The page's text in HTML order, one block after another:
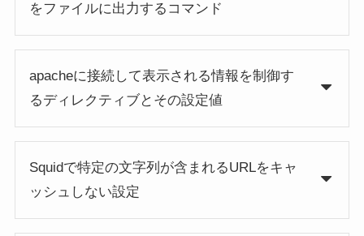
をファイルに出力するコマンド
apacheに接続して表示される情報を制御す
るディレクティブとその設定値
Squidで特定の文字列が含まれるURLをキャ
ッシュしない設定